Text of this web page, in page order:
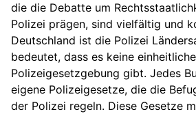
die die Debatte um
Polizei prägen, sind vielfältig und
Deutschland ist die Polizei
bedeutet, dass es keine einheitliche
Polizeigesetzgebung gibt. Jedes
eigene Polizeigesetze, die die
der Polizei regeln. Diese Gesetze